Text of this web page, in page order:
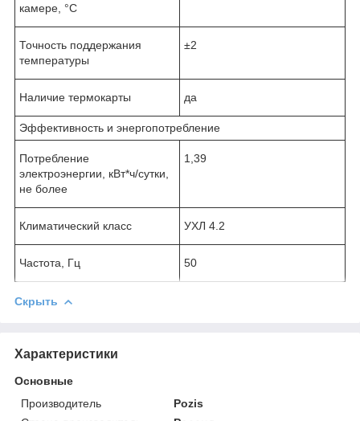
камере, °C
Точность поддержания
температуры
±2
Наличие термокарты да
Эффективность и энергопотребление
Потребление
электроэнергии, кВт*ч/сутки,
не более
1,39
Климатический класс УХЛ 4.2
Частота, Гц 50
Скрыть
Характеристики
Основные
Производитель
Pozis